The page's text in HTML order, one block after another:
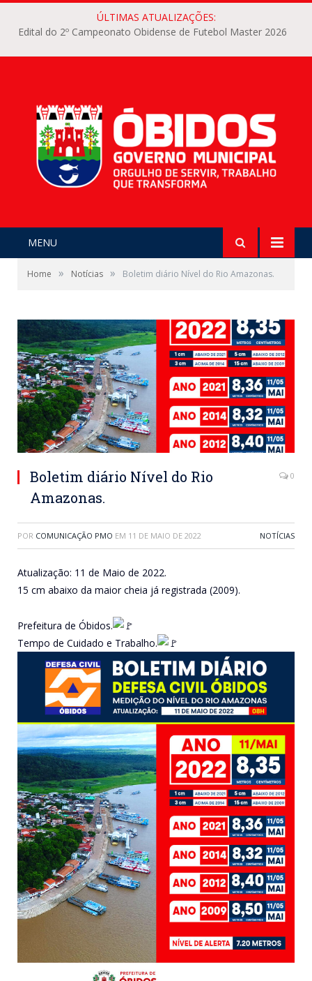
ÚLTIMAS ATUALIZAÇÕES:
Edital do 2º Campeonato Obidense de Futebol Master 2026
MENU
Home » Notícias » Boletim diário Nível do Rio Amazonas.
Boletim diário Nível do Rio
Amazonas.
0
POR COMUNICAÇÃO PMO EM 11 DE MAIO DE 2022 NOTÍCIAS
Atualização: 11 de Maio de 2022.
15 cm abaixo da maior cheia já registrada (2009).
Prefeitura de Óbidos.
Tempo de Cuidado e Trabalho.